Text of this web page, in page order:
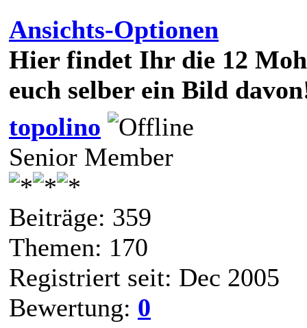
Ansichts-Optionen
Hier findet Ihr die 12
euch selber ein Bild
topolino
Senior Member
Beiträge: 359
Themen: 170
Registriert seit: Dec 2005
Bewertung: 0